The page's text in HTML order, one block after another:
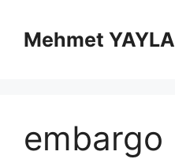
Mehmet YAYLA
embargo